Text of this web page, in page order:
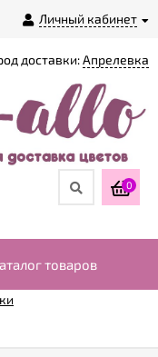
Личный кабинет
доставки:Апрелевка
0
товаров